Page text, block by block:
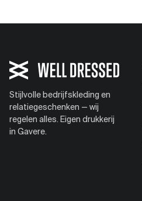
Stijlvolle bedrijfskleding en
relatiegeschenken — wij
regelen alles. Eigen drukkerij
in Gavere.